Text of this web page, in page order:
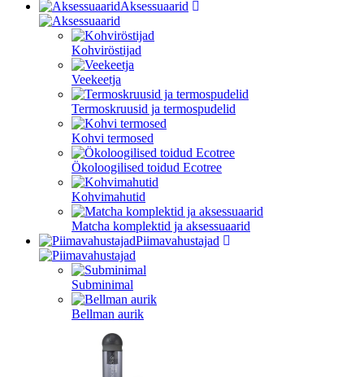
Aksessuaarid
Kohviröstijad
Veekeetja
Termoskruusid ja termospudelid
Kohvi termosed
Ökoloogilised toidud Ecotree
Kohvimahutid
Matcha komplektid ja aksessuaarid
Piimavahustajad
Subminimal
Bellman aurik